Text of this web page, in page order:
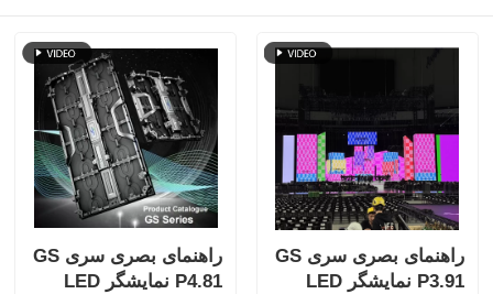
راهنمای بصری سری GS
P3.91 نمایشگر LED
راهنمای بصری سری GS
P4.81 نمایشگر LED